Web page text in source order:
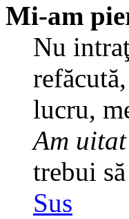
Mi-am
Nu
lucru,
Am
trebui
Sus